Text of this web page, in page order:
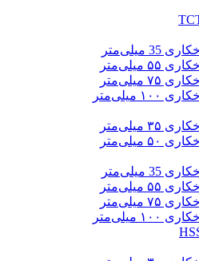
میلی‌متر
میلی‌متر
میلی‌متر
میلی‌متر
میلی‌متر
میلی‌متر
میلی‌متر
میلی‌متر
میلی‌متر
میلی‌متر